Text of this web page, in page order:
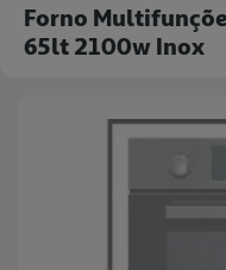
Forno
65lt 2100w Inox